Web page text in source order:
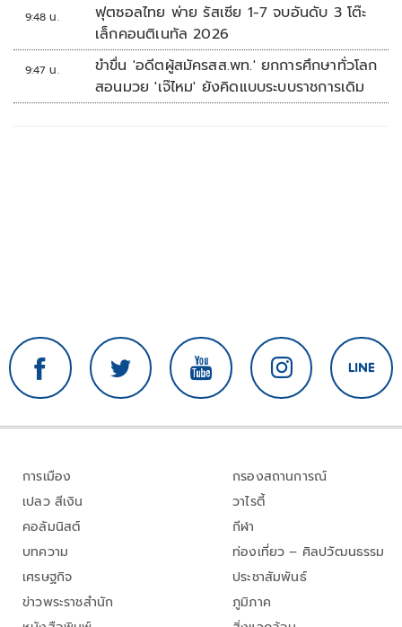
9:48 น.
ฟุตซอลไทย พ่าย รัสเซีย 1-7 จบอันดับ 3 โต๊ะ
เล็กคอนติเนทัล 2026
9:47 น.
ขำขื่น 'อดีตผู้สมัครสส.พท.' ยกการศึกษาทั่วโลก
สอนมวย 'เจ๊ไหม' ยังคิดแบบระบบราชการเดิม
การเมือง
เปลว สีเงิน
คอลัมนิสต์
บทความ
เศรษฐกิจ
ข่าวพระราชสำนัก
กรองสถานการณ์
วาไรตี้
กีฬา
ท่องเที่ยว – ศิลปวัฒนธรรม
ประชาสัมพันธ์
ภูมิภาค